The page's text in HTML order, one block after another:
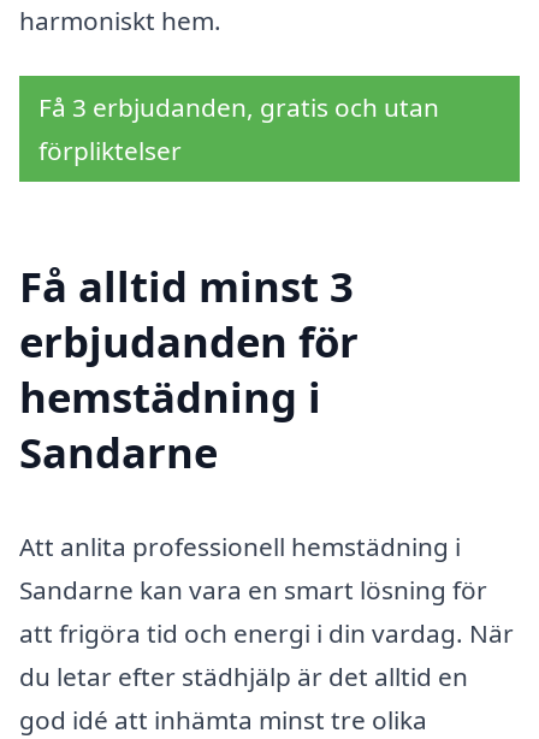
harmoniskt hem.
Få 3 erbjudanden, gratis och utan
förpliktelser
Få alltid minst 3
erbjudanden för
hemstädning i
Sandarne
Att anlita professionell hemstädning i
Sandarne kan vara en smart lösning för
att frigöra tid och energi i din vardag. När
du letar efter städhjälp är det alltid en
god idé att inhämta minst tre olika